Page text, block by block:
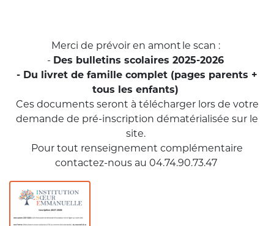
Merci de prévoir en amont le scan :
- Des bulletins scolaires 2025-2026
- Du livret de famille complet (pages parents +
tous les enfants)
Ces documents seront à télécharger lors de votre
demande de pré-inscription dématérialisée sur le
site.
Pour tout renseignement complémentaire
contactez-nous au 04.74.90.73.47